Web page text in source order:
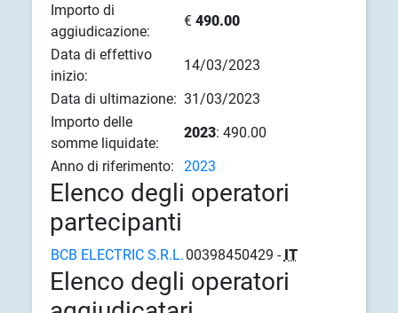
Importo di
aggiudicazione:
€ 490.00
Data di effettivo
inizio:
14/03/2023
Data di ultimazione: 31/03/2023
Importo delle
somme liquidate:
2023: 490.00
Anno di riferimento:
2023
Elenco degli operatori
partecipanti
BCB ELECTRIC S.R.L. 00398450429 - IT
Elenco degli operatori